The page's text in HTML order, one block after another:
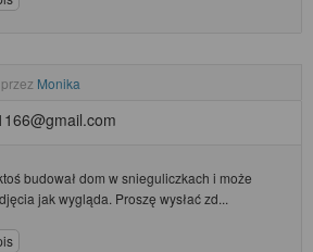
przez Monika
budował dom w snieguliczkach i może
jak wygląda. Proszę wysłać zd...